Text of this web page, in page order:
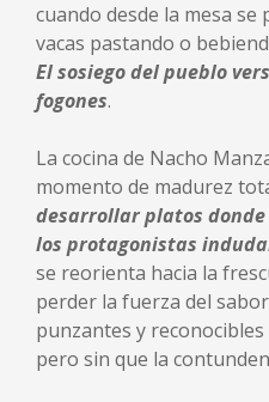
cuando desde la mesa
vacas pastando o
El sosiego del pueblo
fogones.
La cocina de Nacho
momento de madurez
desarrollar platos
los protagonistas
se reorienta hacia la
perder la fuerza del
punzantes y
pero sin que la